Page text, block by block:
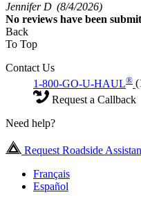
Jennifer D (8/4/2026)
No reviews have been
Back
To Top
Contact Us
1-800-GO-U-HAUL®
Request a Callback
Need help?
Request Roadside
Français
Español